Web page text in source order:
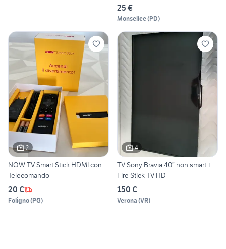
25 €
Monselice(PD)
2
NOW TV Smart Stick HDMI con
Telecomando
20 €
Foligno(PG)
4
TV Sony Bravia 40” non smart +
Fire Stick TV HD
150 €
Verona (VR)